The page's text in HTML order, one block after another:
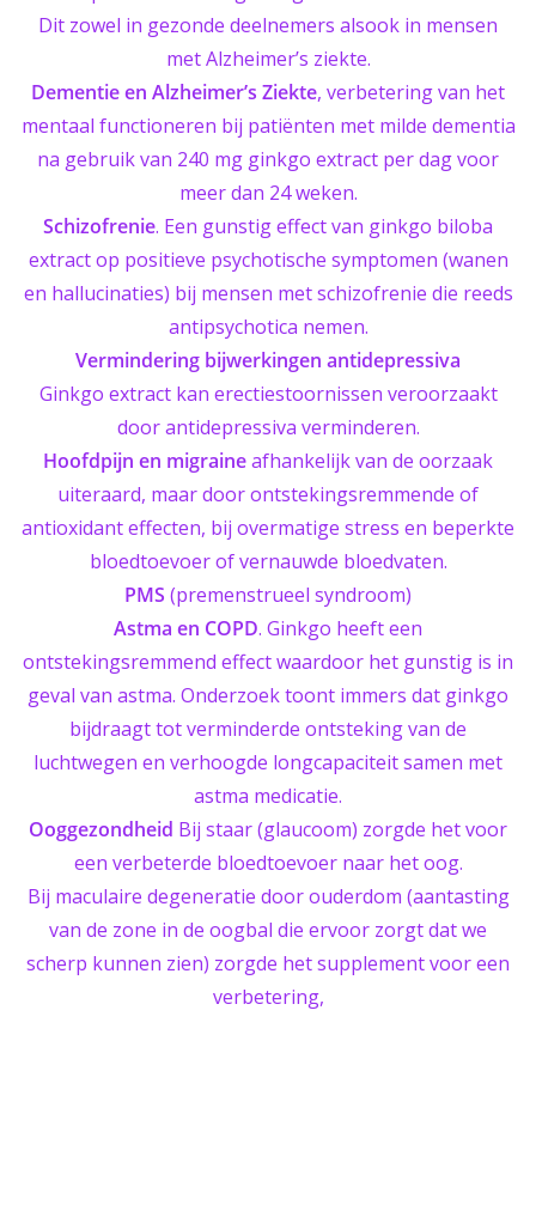
Dit zowel in gezonde deelnemers alsook in mensen
met Alzheimer’s ziekte.
Dementie en Alzheimer’s Ziekte, verbetering van het
mentaal functioneren bij patiënten met milde dementia
na gebruik van 240 mg ginkgo extract per dag voor
meer dan 24 weken.
Schizofrenie. Een gunstig effect van ginkgo biloba
extract op positieve psychotische symptomen (wanen
en hallucinaties) bij mensen met schizofrenie die reeds
antipsychotica nemen.
Vermindering bijwerkingen antidepressiva
Ginkgo extract kan erectiestoornissen veroorzaakt
door antidepressiva verminderen.
Hoofdpijn en migraineafhankelijk van de oorzaak
uiteraard, maar door ontstekingsremmende of
antioxidant effecten, bij overmatige stress en beperkte
bloedtoevoer of vernauwde bloedvaten.
PMS (premenstrueel syndroom)
Astma en COPD. Ginkgo heeft een
ontstekingsremmend effect waardoor het gunstig is in
geval van astma. Onderzoek toont immers dat ginkgo
bijdraagt tot verminderde ontsteking van de
luchtwegen en verhoogde longcapaciteit samen met
astma medicatie.
Ooggezondheid Bij staar (glaucoom) zorgde het voor
een verbeterde bloedtoevoer naar het oog.
Bij maculaire degeneratie door ouderdom (aantasting
van de zone in de oogbal die ervoor zorgt dat we
scherp kunnen zien) zorgde het supplement voor een
verbetering,